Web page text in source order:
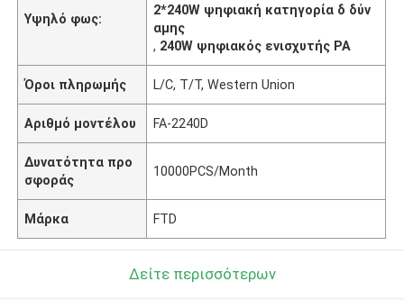
Υψηλό φως:
2*240W ψηφιακή κατηγορία δ δύν
αμης
, 240W ψηφιακός ενισχυτής PA
Όροι πληρωμής L/C, T/T, Western Union
Αριθμό μοντέλου FA-2240D
Δυνατότητα προ
σφοράς
10000PCS/Month
Μάρκα FTD
Δείτε περισσότερων